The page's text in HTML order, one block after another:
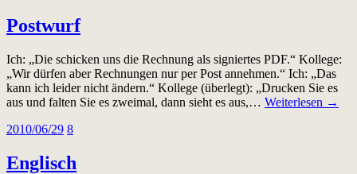
Postwurf
Ich: „Die schicken uns die Rechnung als signiertes PDF.“ Kollege:
„Wir dürfen aber Rechnungen nur per Post annehmen.“ Ich: „Das
kann ich leider nicht ändern.“ Kollege (überlegt): „Drucken Sie es
aus und falten Sie es zweimal, dann sieht es aus,… Weiterlesen →
2010/06/29 8
Englisch